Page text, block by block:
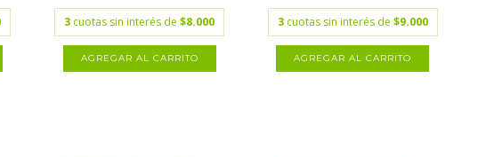
3 cuotas sin interés de$8.000 3 cuotas sin interés de $9.000